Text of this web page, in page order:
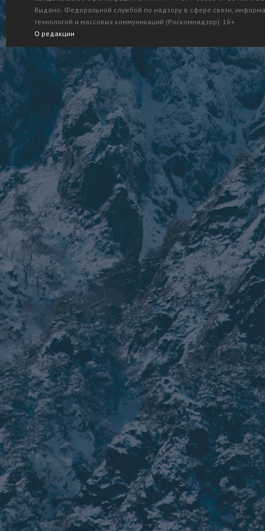
Выдано: Федеральной службой по надзору в сфере связи,
технологий и массовых коммуникаций (Роскомнадзор). 16+
О редакции